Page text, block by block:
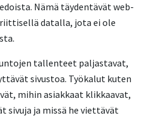
Nämä täydentävät web-
datalla, jota ei ole
tallenteet paljastavat,
sivustoa. Työkalut kuten
mihin asiakkaat klikkaavat,
sivuja ja missä he viettävät